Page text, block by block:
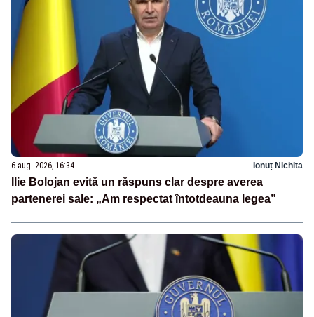
6 aug. 2026, 16:34 Ionuț Nichita
Ilie Bolojan evită un răspuns clar despre averea
partenerei sale: „Am respectat întotdeauna legea”